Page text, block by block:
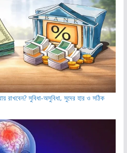
রাখবেন? সুবিধা-অসুবিধা, সুদের হার ও সঠিক